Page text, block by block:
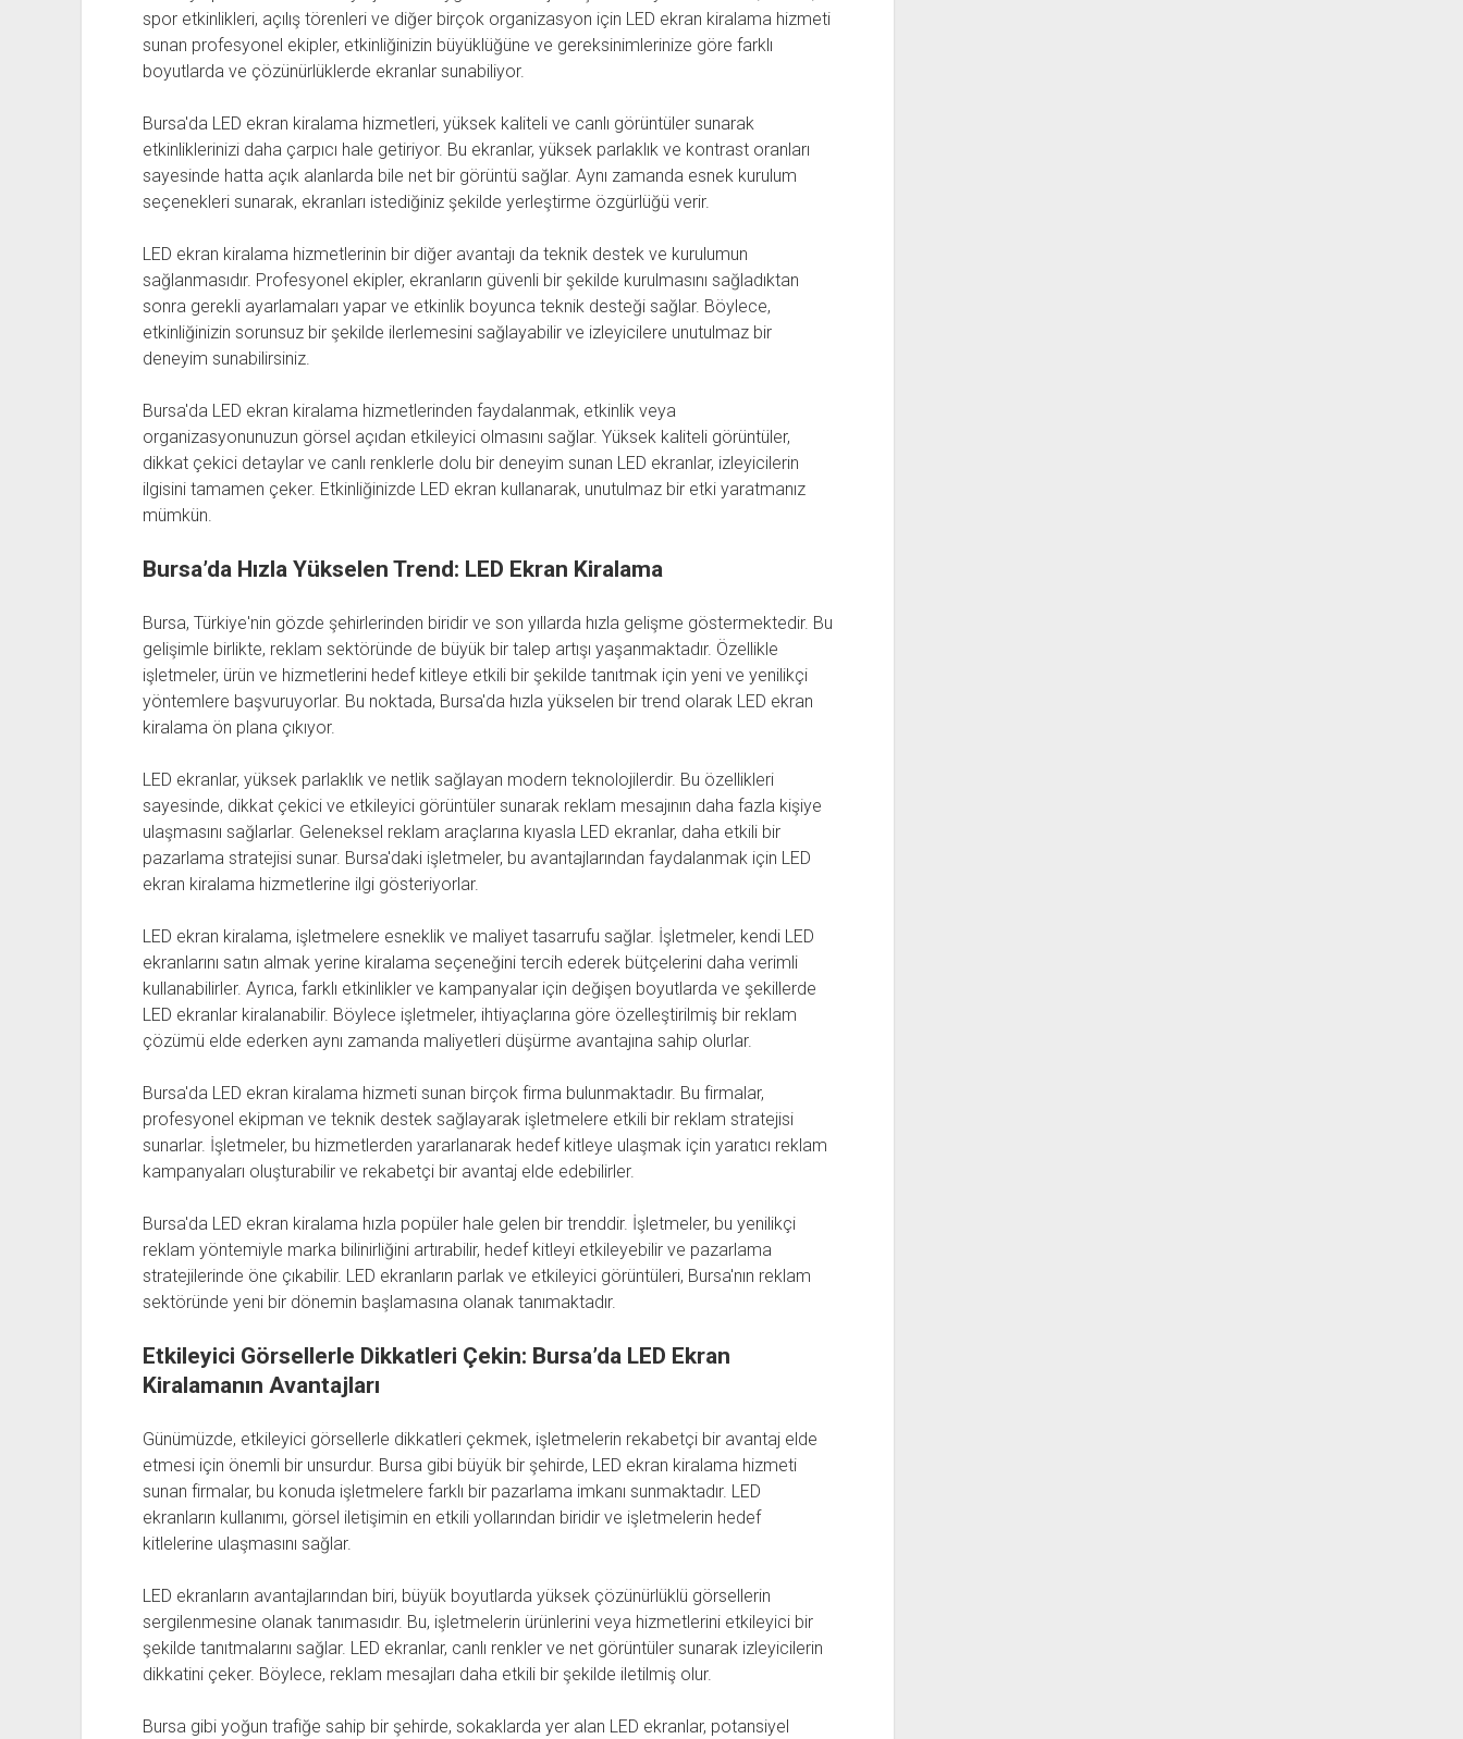
spor etkinlikleri, açılış törenleri ve diğer birçok organizasyon için LED ekran kiralama hizmeti
sunan profesyonel ekipler, etkinliğinizin büyüklüğüne ve gereksinimlerinize göre farklı
boyutlarda ve çözünürlüklerde ekranlar sunabiliyor.
Bursa'da LED ekran kiralama hizmetleri, yüksek kaliteli ve canlı görüntüler sunarak
etkinliklerinizi daha çarpıcı hale getiriyor. Bu ekranlar, yüksek parlaklık ve kontrast oranları
sayesinde hatta açık alanlarda bile net bir görüntü sağlar. Aynı zamanda esnek kurulum
seçenekleri sunarak, ekranları istediğiniz şekilde yerleştirme özgürlüğü verir.
LED ekran kiralama hizmetlerinin bir diğer avantajı da teknik destek ve kurulumun
sağlanmasıdır. Profesyonel ekipler, ekranların güvenli bir şekilde kurulmasını sağladıktan
sonra gerekli ayarlamaları yapar ve etkinlik boyunca teknik desteği sağlar. Böylece,
etkinliğinizin sorunsuz bir şekilde ilerlemesini sağlayabilir ve izleyicilere unutulmaz bir
deneyim sunabilirsiniz.
Bursa'da LED ekran kiralama hizmetlerinden faydalanmak, etkinlik veya
organizasyonunuzun görsel açıdan etkileyici olmasını sağlar. Yüksek kaliteli görüntüler,
dikkat çekici detaylar ve canlı renklerle dolu bir deneyim sunan LED ekranlar, izleyicilerin
ilgisini tamamen çeker. Etkinliğinizde LED ekran kullanarak, unutulmaz bir etki yaratmanız
mümkün.
Bursa’da Hızla Yükselen Trend: LED Ekran Kiralama
Bursa, Türkiye'nin gözde şehirlerinden biridir ve son yıllarda hızla gelişme göstermektedir. Bu
gelişimle birlikte, reklam sektöründe de büyük bir talep artışı yaşanmaktadır. Özellikle
işletmeler, ürün ve hizmetlerini hedef kitleye etkili bir şekilde tanıtmak için yeni ve yenilikçi
yöntemlere başvuruyorlar. Bu noktada, Bursa'da hızla yükselen bir trend olarak LED ekran
kiralama ön plana çıkıyor.
LED ekranlar, yüksek parlaklık ve netlik sağlayan modern teknolojilerdir. Bu özellikleri
sayesinde, dikkat çekici ve etkileyici görüntüler sunarak reklam mesajının daha fazla kişiye
ulaşmasını sağlarlar. Geleneksel reklam araçlarına kıyasla LED ekranlar, daha etkili bir
pazarlama stratejisi sunar. Bursa'daki işletmeler, bu avantajlarından faydalanmak için LED
ekran kiralama hizmetlerine ilgi gösteriyorlar.
LED ekran kiralama, işletmelere esneklik ve maliyet tasarrufu sağlar. İşletmeler, kendi LED
ekranlarını satın almak yerine kiralama seçeneğini tercih ederek bütçelerini daha verimli
kullanabilirler. Ayrıca, farklı etkinlikler ve kampanyalar için değişen boyutlarda ve şekillerde
LED ekranlar kiralanabilir. Böylece işletmeler, ihtiyaçlarına göre özelleştirilmiş bir reklam
çözümü elde ederken aynı zamanda maliyetleri düşürme avantajına sahip olurlar.
Bursa'da LED ekran kiralama hizmeti sunan birçok firma bulunmaktadır. Bu firmalar,
profesyonel ekipman ve teknik destek sağlayarak işletmelere etkili bir reklam stratejisi
sunarlar. İşletmeler, bu hizmetlerden yararlanarak hedef kitleye ulaşmak için yaratıcı reklam
kampanyaları oluşturabilir ve rekabetçi bir avantaj elde edebilirler.
Bursa'da LED ekran kiralama hızla popüler hale gelen bir trenddir. İşletmeler, bu yenilikçi
reklam yöntemiyle marka bilinirliğini artırabilir, hedef kitleyi etkileyebilir ve pazarlama
stratejilerinde öne çıkabilir. LED ekranların parlak ve etkileyici görüntüleri, Bursa'nın reklam
sektöründe yeni bir dönemin başlamasına olanak tanımaktadır.
Etkileyici Görsellerle Dikkatleri Çekin: Bursa’da LED Ekran
Kiralamanın Avantajları
Günümüzde, etkileyici görsellerle dikkatleri çekmek, işletmelerin rekabetçi bir avantaj elde
etmesi için önemli bir unsurdur. Bursa gibi büyük bir şehirde, LED ekran kiralama hizmeti
sunan firmalar, bu konuda işletmelere farklı bir pazarlama imkanı sunmaktadır. LED
ekranların kullanımı, görsel iletişimin en etkili yollarından biridir ve işletmelerin hedef
kitlelerine ulaşmasını sağlar.
LED ekranların avantajlarından biri, büyük boyutlarda yüksek çözünürlüklü görsellerin
sergilenmesine olanak tanımasıdır. Bu, işletmelerin ürünlerini veya hizmetlerini etkileyici bir
şekilde tanıtmalarını sağlar. LED ekranlar, canlı renkler ve net görüntüler sunarak izleyicilerin
dikkatini çeker. Böylece, reklam mesajları daha etkili bir şekilde iletilmiş olur.
Bursa gibi yoğun trafiğe sahip bir şehirde, sokaklarda yer alan LED ekranlar, potansiyel